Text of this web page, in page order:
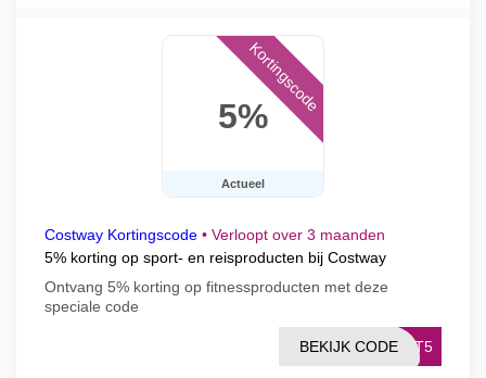
5%
Actueel
Kortingscode
Costway Kortingscode • Verloopt over 3 maanden
5% korting op sport- en reisproducten bij Costway
Ontvang 5% korting op fitnessproducten met deze
speciale code
ORT5
BEKIJK CODE